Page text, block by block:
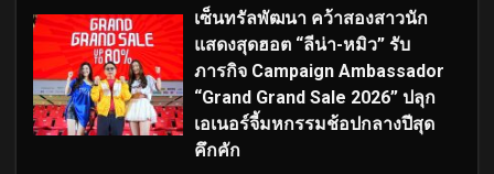
เซ็นทรัลพัฒนา คว้าสองสาวนัก
แสดงสุดฮอต “ลีน่า-หมิว” รับ
ภารกิจ Campaign Ambassador
“Grand Grand Sale 2026” ปลุก
เอเนอร์จี้มหกรรมช้อปกลางปีสุด
คึกคัก